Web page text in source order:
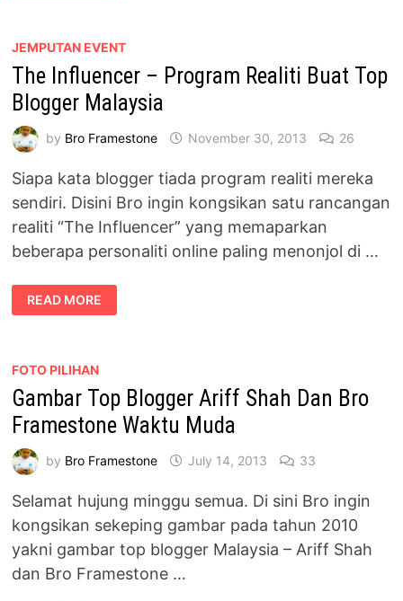
MULAI
JULAI
2014
JEMPUTAN EVENT
The Influencer – Program Realiti Buat Top
Blogger Malaysia
by Bro Framestone November 30, 2013 26
Siapa kata blogger tiada program realiti mereka
sendiri. Disini Bro ingin kongsikan satu rancangan
realiti “The Influencer” yang memaparkan
beberapa personaliti online paling menonjol di …
THE
INFLUENCER
–
TOP
MALAYSIA
READ MORE
FOTO PILIHAN
Gambar Top Blogger Ariff Shah Dan Bro
Framestone Waktu Muda
by Bro Framestone July 14, 2013 33
Selamat hujung minggu semua. Di sini Bro ingin
kongsikan sekeping gambar pada tahun 2010
yakni gambar top blogger Malaysia – Ariff Shah
dan Bro Framestone …